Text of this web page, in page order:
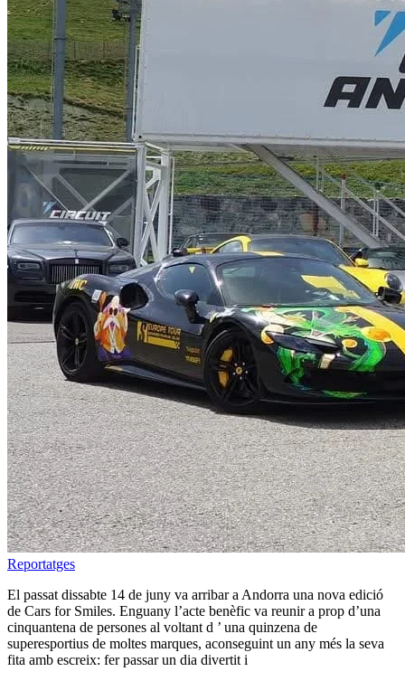
Reportatges
El passat dissabte 14 de juny va arribar a Andorra una nova edició
de Cars for Smiles. Enguany l’acte benèfic va reunir a prop d’una
cinquantena de persones al voltant d ’ una quinzena de
superesportius de moltes marques, aconseguint un any més la seva
fita amb escreix: fer passar un dia divertit i